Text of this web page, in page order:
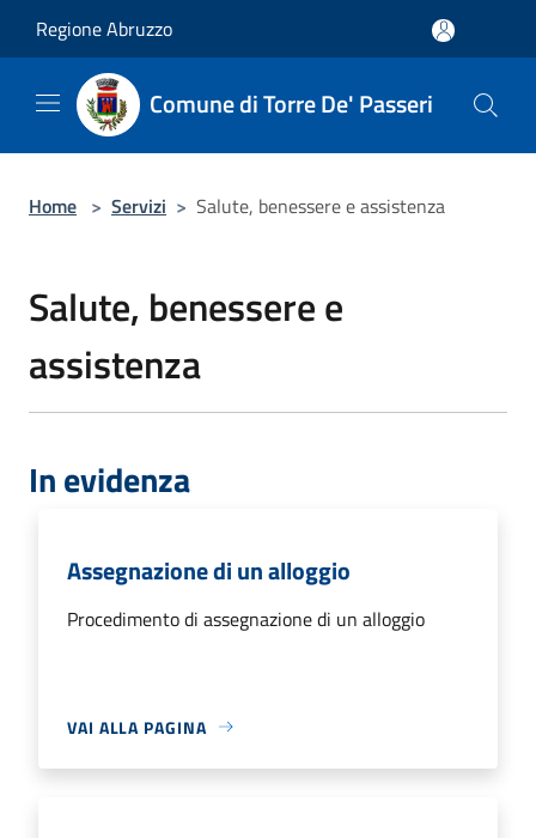
Regione Abruzzo
Comune di Torre De' Passeri
Home > Servizi > Salute, benessere e assistenza
Salute, benessere e
assistenza
In evidenza
Assegnazione di un alloggio
Procedimento di assegnazione di un alloggio
VAI ALLA PAGINA